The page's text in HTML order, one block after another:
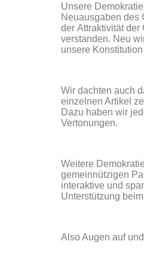
Unsere
Neuausgaben des
der Attraktivität der
verstanden. Neu
unsere
Wir dachten auch
einzelnen Artikel
Dazu haben wir
Vertonungen.
Weitere
gemeinnützigen
interaktive und
Unterstützung
Also Augen auf